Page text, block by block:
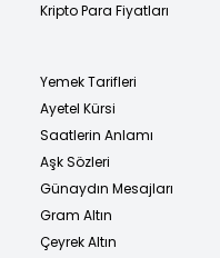
Kripto Para Fiyatları
Yemek Tarifleri
Ayetel Kürsi
Saatlerin Anlamı
Aşk Sözleri
Günaydın Mesajları
Gram Altın
Çeyrek Altın